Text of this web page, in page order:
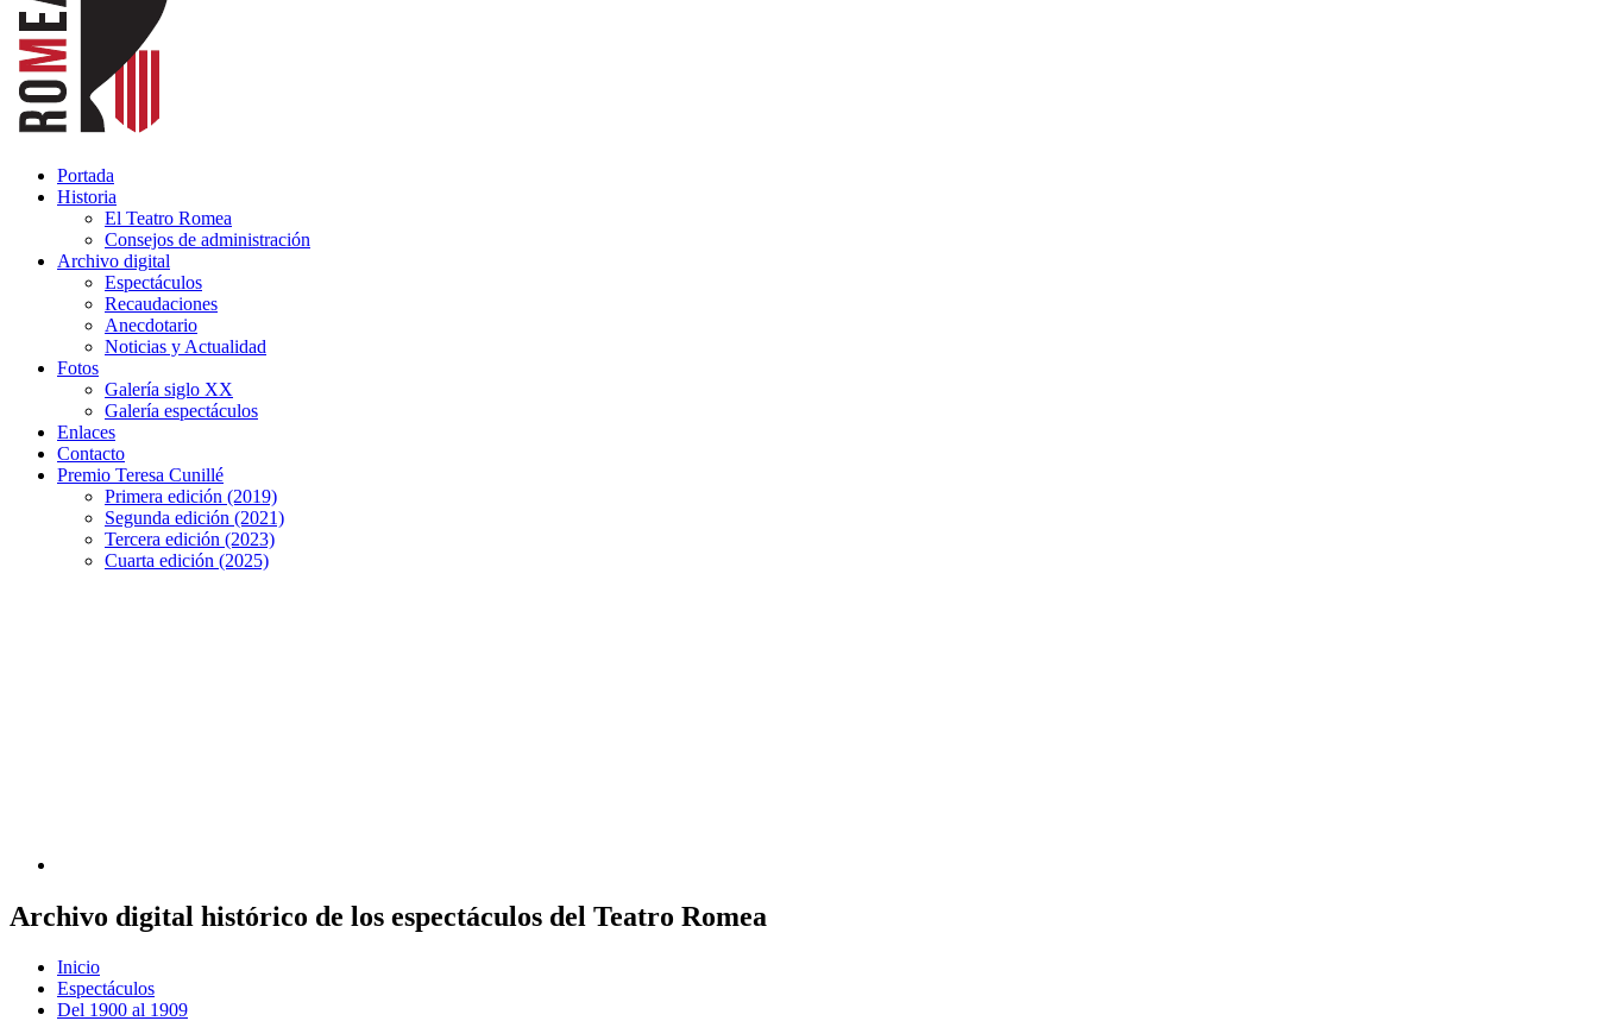
Portada
Historia
El Teatro Romea
Consejos de administración
Archivo digital
Espectáculos
Recaudaciones
Anecdotario
Noticias y Actualidad
Fotos
Galería siglo XX
Galería espectáculos
Enlaces
Contacto
Premio Teresa Cunillé
Primera edición (2019)
Segunda edición (2021)
Tercera edición (2023)
Cuarta edición (2025)
Archivo digital histórico de los espectáculos del Teatro Romea
Inicio
Espectáculos
Del 1900 al 1909